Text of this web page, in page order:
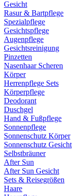
Gesicht
Rasur & Bartpflege
Spezialpflege
Gesichtspflege
Augenpflege
Gesichtsreinigung
Pinzetten
Nasenhaar Scheren
Körper
Herrenpflege Sets
Körperpflege
Deodorant
Duschgel
Hand & Fußpflege
Sonnenpflege
Sonnenschutz Körper
Sonnenschutz Gesicht
Selbstbräuner
After Sun
After Sun Gesicht
Sets & Reisegrößen
Haare